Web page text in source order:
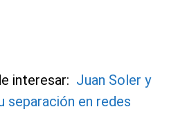
interesar: Juan Soler y
separación en redes